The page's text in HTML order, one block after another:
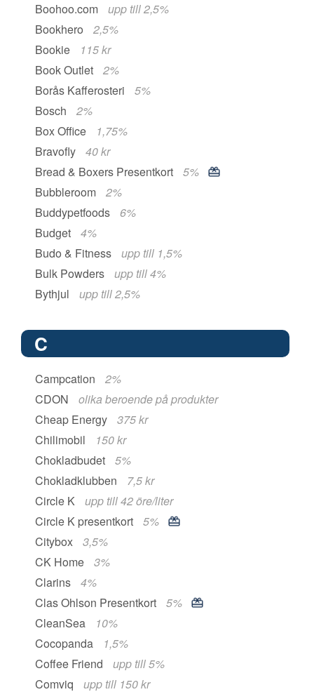
Boohoo.com
upp till 2,5%
Bookhero
2,5%
Bookie
115 kr
Book Outlet
2%
Borås Kafferosteri
5%
Bosch
2%
Box Office
1,75%
Bravofly
40 kr
Bread & Boxers Presentkort
5%
Bubbleroom
2%
Buddypetfoods
6%
Budget
4%
Budo & Fitness
upp till 1,5%
Bulk Powders
upp till 4%
Bythjul
upp till 2,5%
C
Campcation
2%
CDON
olika beroende på produkter
Cheap Energy
375 kr
Chilimobil
150 kr
Chokladbudet
5%
Chokladklubben
7,5 kr
Circle K
upp till 42 öre/liter
Circle K presentkort
5%
Citybox
3,5%
CK Home
3%
Clarins
4%
Clas Ohlson Presentkort
5%
CleanSea
10%
Cocopanda
1,5%
Coffee Friend
upp till 5%
Comviq
upp till 150 kr